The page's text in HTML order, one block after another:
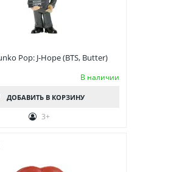
Pop: J-Hope (BTS, Butter)
В наличии
ДОБАВИТЬ В КОРЗИНУ
3+